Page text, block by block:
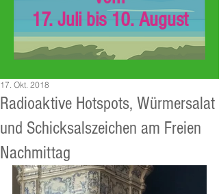
17. Juli bis 10. August
Radioaktive Hotspots, Würmersalat
und Schicksalszeichen am Freien
Nachmittag
17. Okt. 2018